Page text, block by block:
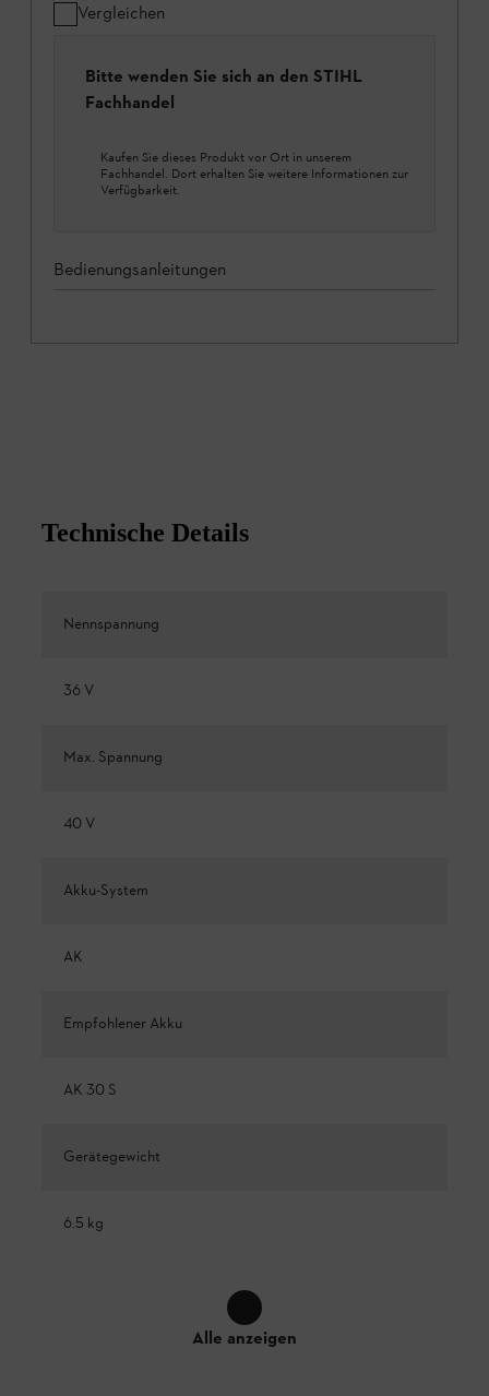
Vergleichen
Bitte wenden Sie sich an den STIHL
Fachhandel
Kaufen Sie dieses Produkt vor Ort in unserem
Fachhandel. Dort erhalten Sie weitere Informationen zur
Verfügbarkeit.
Bedienungsanleitungen
Technische Details
Nennspannung
36 V
Max. Spannung
40 V
Akku-System
AK
Empfohlener Akku
AK 30 S
Gerätegewicht
6.5 kg
Alle anzeigen